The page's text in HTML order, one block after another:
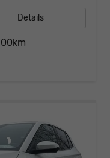
Details